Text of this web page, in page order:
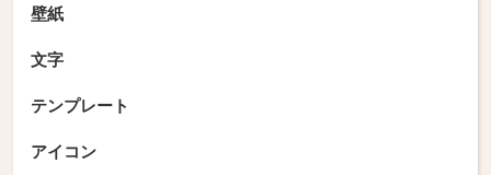
壁紙
文字
テンプレート
アイコン